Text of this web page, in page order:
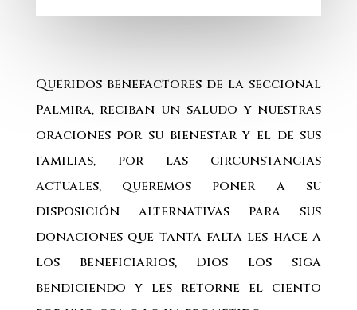
Queridos benefactores de la seccional
Palmira, reciban un saludo y nuestras
oraciones por su bienestar y el de sus
familias, por las circunstancias
actuales, queremos poner a su
disposición alternativas para sus
donaciones que tanta falta les hace a
los beneficiarios, Dios los siga
bendiciendo y les retorne el ciento